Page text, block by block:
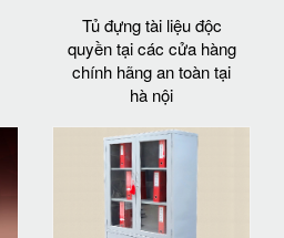
Tủ đựng tài liệu độc
quyền tại các cửa hàng
chính hãng an toàn tại
hà nội